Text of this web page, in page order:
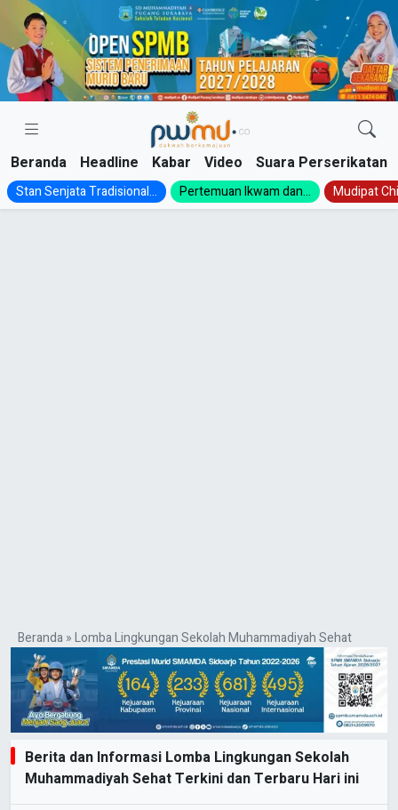
Skip
content
Beranda Headline Kabar Video Suara Perserikatan
Stan Senjata Tradisional... Pertemuan Ikwam dan... Mudipat
Beranda»Lomba Lingkungan Sekolah Muhammadiyah Sehat
Berita dan Informasi Lomba Lingkungan Sekolah
Muhammadiyah Sehat Terkini dan Terbaru Hari ini